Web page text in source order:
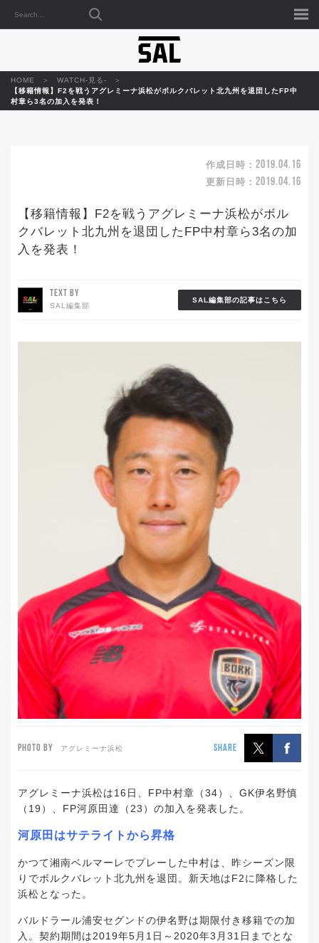
HOME
WATCH-見る-
【移籍情報】F2を戦うアグレミーナ浜松がボルクバレット北九州を退団したFP中
村章ら3名の加入を発表！
作成日時： 2019.04.16
更新日時： 2019.04.16
【移籍情報】F2を戦うアグレミーナ浜松がボル
クバレット北九州を退団したFP中村章ら3名の加
入を発表！
TEXT BY
SAL編集部
SAL編集部の記事はこちら
PHOTO BY アグレミーナ浜松 SHARE
アグレミーナ浜松は16日、FP中村章（34）、GK伊名野慎
（19）、FP河原田達（23）の加入を発表した。
河原田はサテライトから昇格
かつて湘南ベルマーレでプレーした中村は、昨シーズン限
りでボルクバレット北九州を退団。新天地はF2に降格した
浜松となった。
バルドラール浦安セグンドの伊名野は期限付き移籍での加
入。契約期間は2019年5月1日～2020年3月31日までとな